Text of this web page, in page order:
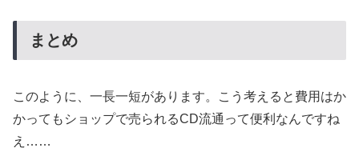
まとめ
このように、一長一短があります。こう考えると費用はか
かってもショップで売られるCD流通って便利なんですね
え……